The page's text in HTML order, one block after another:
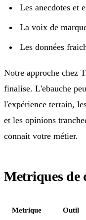
Les anecdotes et
La voix de
Les données
Notre approche chez
finalise. L'ebauche
l'expérience terrain,
et les opinions
connait votre métier.
Metriques de
Metrique Outil